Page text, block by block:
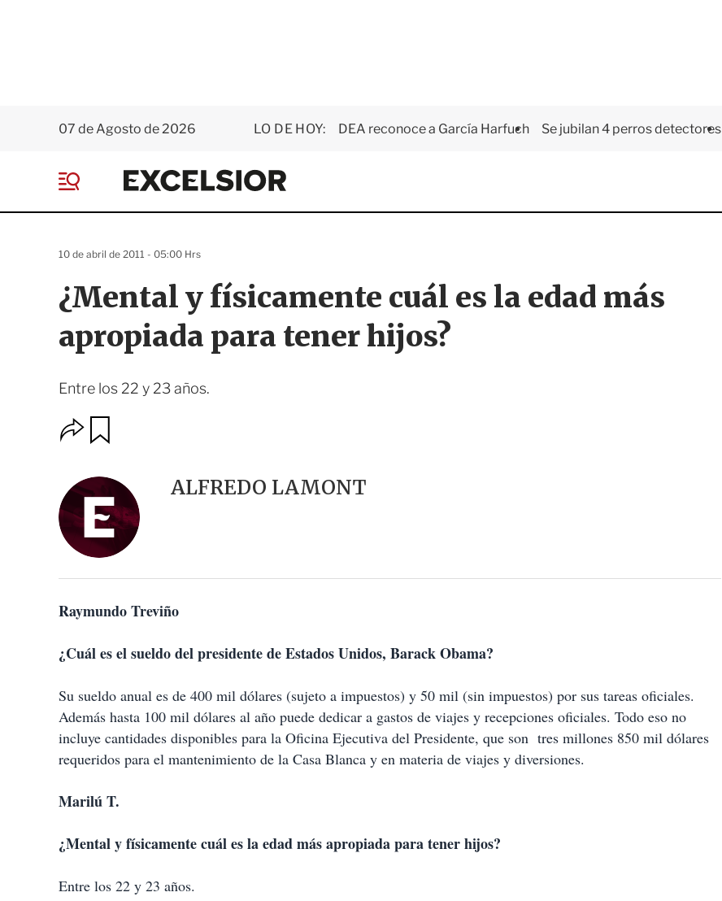
07 de Agosto de 2026 LO DE HOY: DEA reconoce a García Harfuch Se jubilan 4 perros detectores
E
x
e
r
e
¿Mental y físicamente cuál es la edad más
apropiada para tener hijos?
Entre los 22 y 23 años.
10 de abril de 2011 - 05:00 Hrs
O
p
o
n
e
c
m
r
r
d
a
r
ALFREDO LAMONT
Raymundo Treviño
¿Cuál es el sueldo del presidente de Estados Unidos, Barack Obama?
Su sueldo anual es de 400 mil dólares (sujeto a impuestos) y 50 mil (sin impuestos) por sus tareas oficiales.
Además hasta 100 mil dólares al año puede dedicar a gastos de viajes y recepciones oficiales. Todo eso no
incluye cantidades disponibles para la Oficina Ejecutiva del Presidente, que son tres millones 850 mil dólares
requeridos para el mantenimiento de la Casa Blanca y en materia de viajes y diversiones.
Marilú T.
¿Mental y físicamente cuál es la edad más apropiada para tener hijos?
Entre los 22 y 23 años.